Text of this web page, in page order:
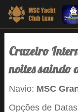
Cruzeiro
noites saindo
Navio: MSC
Opções de Datas